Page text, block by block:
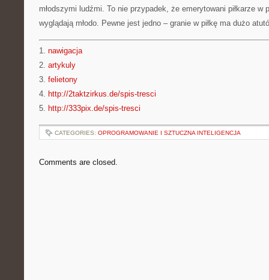
młodszymi ludźmi. To nie przypadek, że emerytowani piłkarze w
wyglądają młodo. Pewne jest jedno – granie w piłkę ma dużo
1. nawigacja
2. artykuly
3. felietony
4. http://2taktzirkus.de/spis-tresci
5. http://333pix.de/spis-tresci
CATEGORIES: OPROGRAMOWANIE I SZTUCZNA INTELIGENCJA
Comments are closed.